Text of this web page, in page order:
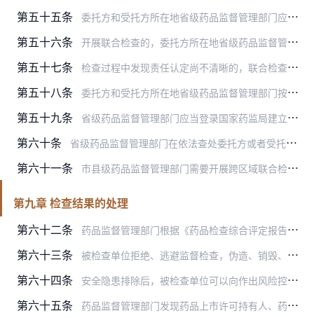
第五十五条 委托方和受托方所在地省级药品监督管理部门应当建立工作协调、联合检查、行政执法等工作机制。
第五十六条 开展联合检查的，委托方所在地省级药品监督管理部门应当向受托方所在地省级药品监督管理部门发出书面联系函，成立联合检查组。联合检查组应当由双方各选派不少于2名检查人…
第五十七条 检查过程中发现责任认定尚不清晰的，联合检查组应当立即先行共同开展调查、取证工作，受托方所在地省级药品监督管理部门应当就近提供行政执法和技术支撑，待责任认定清楚后…
第五十八条 委托方和受托方所在地省级药品监督管理部门按照有关规定受理及办理药品相关投诉举报。
第五十九条 省级药品监督管理部门应当登录国家药监局建立的监管信息系统，依职责采集被检查单位基本信息和品种信息，以及药品上市许可持有人提交的年度报告信息、药品监督管理部门的监…
第六十条 省级药品监督管理部门在依法查处委托方或者受托方的违法违规行为时，需要赴外省市进行调查、取证的，可以会同相关同级药品监督管理部门开展联合检查，也可出具协助调查函请…
第六十一条 市县级药品监督管理部门需要开展跨区域联合检查的，参照上述条款实施。发现重大问题的，及时报上一级药品监督管理部门。
第九章 检查结果的处理
第六十二条
药品监督管理部门根据《药品检查综合评定报告书》或者综合评定结论，作出相应处理。
第六十三条 被检查单位拒绝、逃避监督检查，伪造、销毁、隐匿有关证据材料的，视为其产品可能存在安全隐患，药品监督管理部门应当按照《中华人民共和国药品管理法》第九十九条的规定进…
第六十四条 安全隐患排除后，被检查单位可以向作出风险控制措施决定的药品监督管理部门提出解除风险控制措施的申请，并提交整改报告，药品监督管理部门对整改情况组织评估，必要时可以…
第六十五条 药品监督管理部门发现药品上市许可持有人、药品生产、经营企业和使用单位违反法律、法规情节严重，所生产、经营、使用的产品足以或者已经造成严重危害或者造成重大影响的，…